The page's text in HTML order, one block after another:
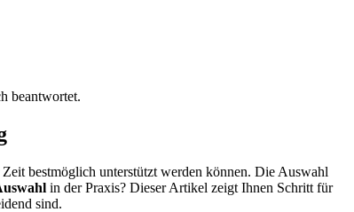
beantwortet.
bestmöglich unterstützt werden können. Die Auswahl
in der Praxis? Dieser Artikel zeigt Ihnen Schritt für
sind.